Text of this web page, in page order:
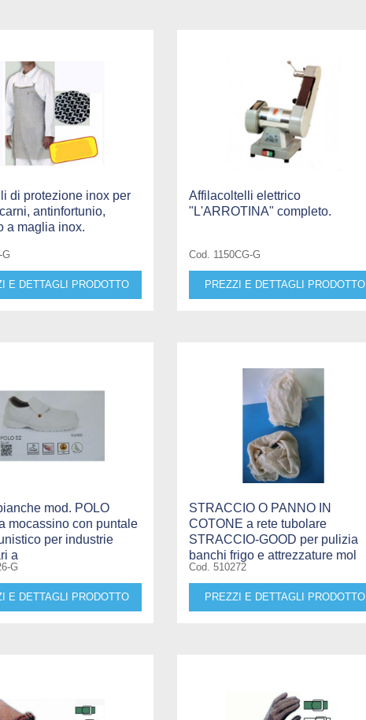
di protezione inox per
antinfortunio,
a maglia inox.
E DETTAGLI PRODOTTO
Affilacoltelli elettrico
"L'ARROTINA" completo.
Cod. 1150CG-G
PREZZI E DETTAGLI PRODOTTO
mod. POLO
mocassino con puntale
per industrie
a
G
E DETTAGLI PRODOTTO
STRACCIO O PANNO IN
COTONE a rete tubolare
STRACCIO-GOOD per pulizia
banchi frigo e attrezzature mol
Cod. 510272
PREZZI E DETTAGLI PRODOTTO